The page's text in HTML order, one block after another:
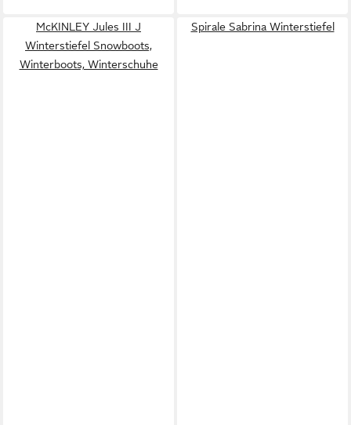
McKINLEY Jules III J
Winterstiefel Snowboots,
Winterboots, Winterschuhe
Spirale Sabrina Winterstiefel